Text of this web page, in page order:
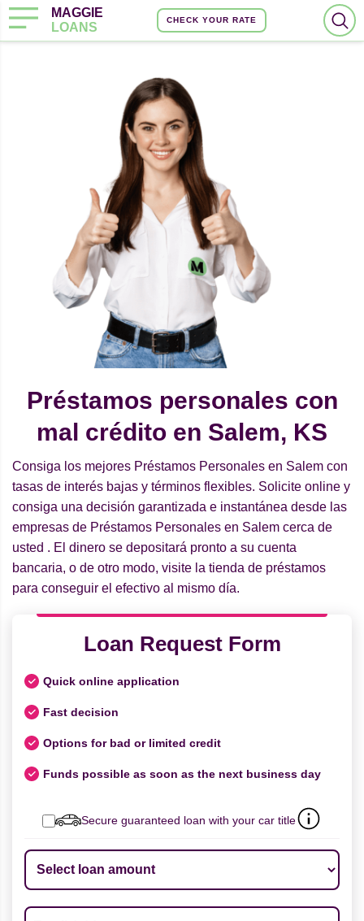
MAGGIE
LOANS
CHECK YOUR RATE
Préstamos personales con
mal crédito en Salem, KS
Consiga los mejores Préstamos Personales en Salem con
tasas de interés bajas y términos flexibles. Solicite online y
consiga una decisión garantizada e instantánea desde las
empresas de Préstamos Personales en Salem cerca de
usted . El dinero se depositará pronto a su cuenta
bancaria, o de otro modo, visite la tienda de préstamos
para conseguir el efectivo al mismo día.
Loan Request Form
Quick online application
Fast decision
Options for bad or limited credit
Funds possible as soon as the next business day
Secure guaranteed loan with your car title